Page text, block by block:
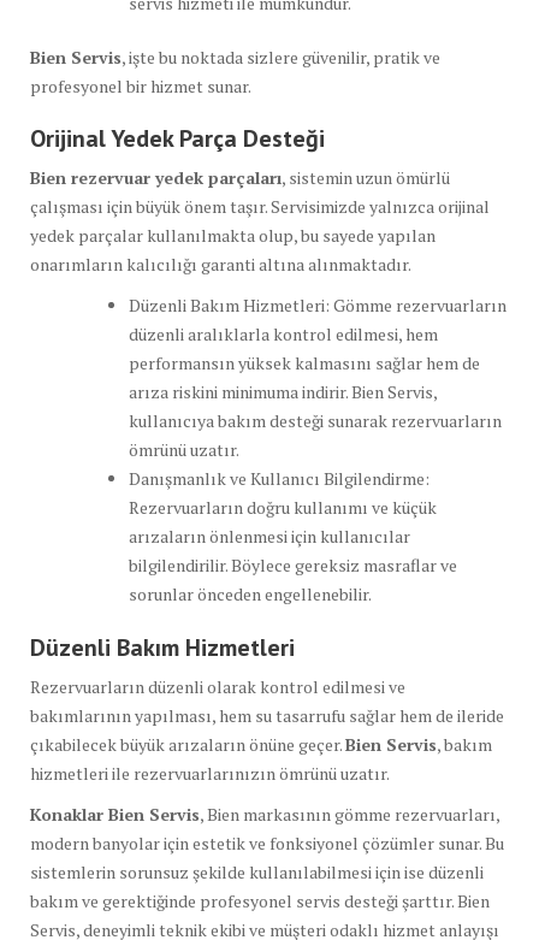
Bien Servis, işte bu noktada sizlere güvenilir, pratik ve
profesyonel bir hizmet sunar.
Orijinal Yedek Parça Desteği
Bien rezervuar yedek parçaları, sistemin uzun ömürlü
çalışması için büyük önem taşır. Servisimizde yalnızca orijinal
yedek parçalar kullanılmakta olup, bu sayede yapılan
onarımların kalıcılığı garanti altına alınmaktadır.
Düzenli Bakım Hizmetleri: Gömme rezervuarların
düzenli aralıklarla kontrol edilmesi, hem
performansın yüksek kalmasını sağlar hem de
arıza riskini minimuma indirir. Bien Servis,
kullanıcıya bakım desteği sunarak rezervuarların
ömrünü uzatır.
Danışmanlık ve Kullanıcı Bilgilendirme:
Rezervuarların doğru kullanımı ve küçük
arızaların önlenmesi için kullanıcılar
bilgilendirilir. Böylece gereksiz masraflar ve
sorunlar önceden engellenebilir.
Düzenli Bakım Hizmetleri
Rezervuarların düzenli olarak kontrol edilmesi ve
bakımlarının yapılması, hem su tasarrufu sağlar hem de ileride
çıkabilecek büyük arızaların önüne geçer.Bien Servis, bakım
hizmetleri ile rezervuarlarınızın ömrünü uzatır.
Konaklar Bien Servis, Bien markasının gömme rezervuarları,
modern banyolar için estetik ve fonksiyonel çözümler sunar. Bu
sistemlerin sorunsuz şekilde kullanılabilmesi için ise düzenli
bakım ve gerektiğinde profesyonel servis desteği şarttır. Bien
Servis, deneyimli teknik ekibi ve müşteri odaklı hizmet anlayışı